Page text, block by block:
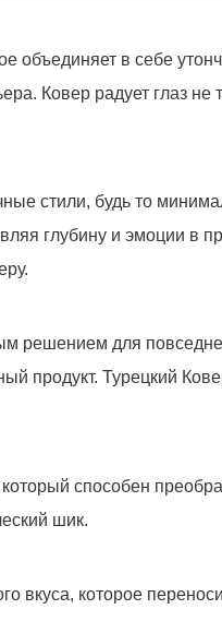
объединяет в себе
Ковер радует глаз не
стили, будь то
глубину и эмоции в
решением для
продукт. Турецкий
способен
шик.
вкуса, которое
проконсультируем